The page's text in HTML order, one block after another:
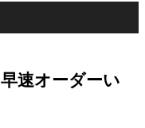
早速オーダーい